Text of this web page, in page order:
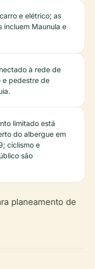
e elétrico; as
incluem Maunula e
à rede de
e pedestre de
limitado está
do albergue em
ciclismo e
são
planeamento de